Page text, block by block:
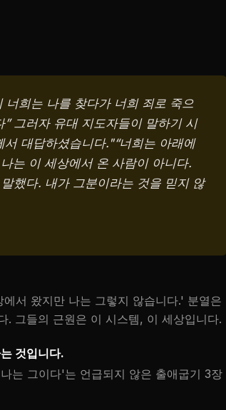
너희는 나를 찾다가 너희 죄로 죽으
그러자 유대 지도자들이 말하기 시
서 대답하셨습니다."“너희는 아래에
는 이 세상에서 온 사람이 아니다.
했다. 내가 그분이라는 것을 믿지 않
서 왔지만 나는 그렇지 않습니다.' 분열은
. 그들의 근원은 이 시스템, 이 세상입니다.
것입니다.
는 그이다'는 언급되지 않은 출애굽기 3장